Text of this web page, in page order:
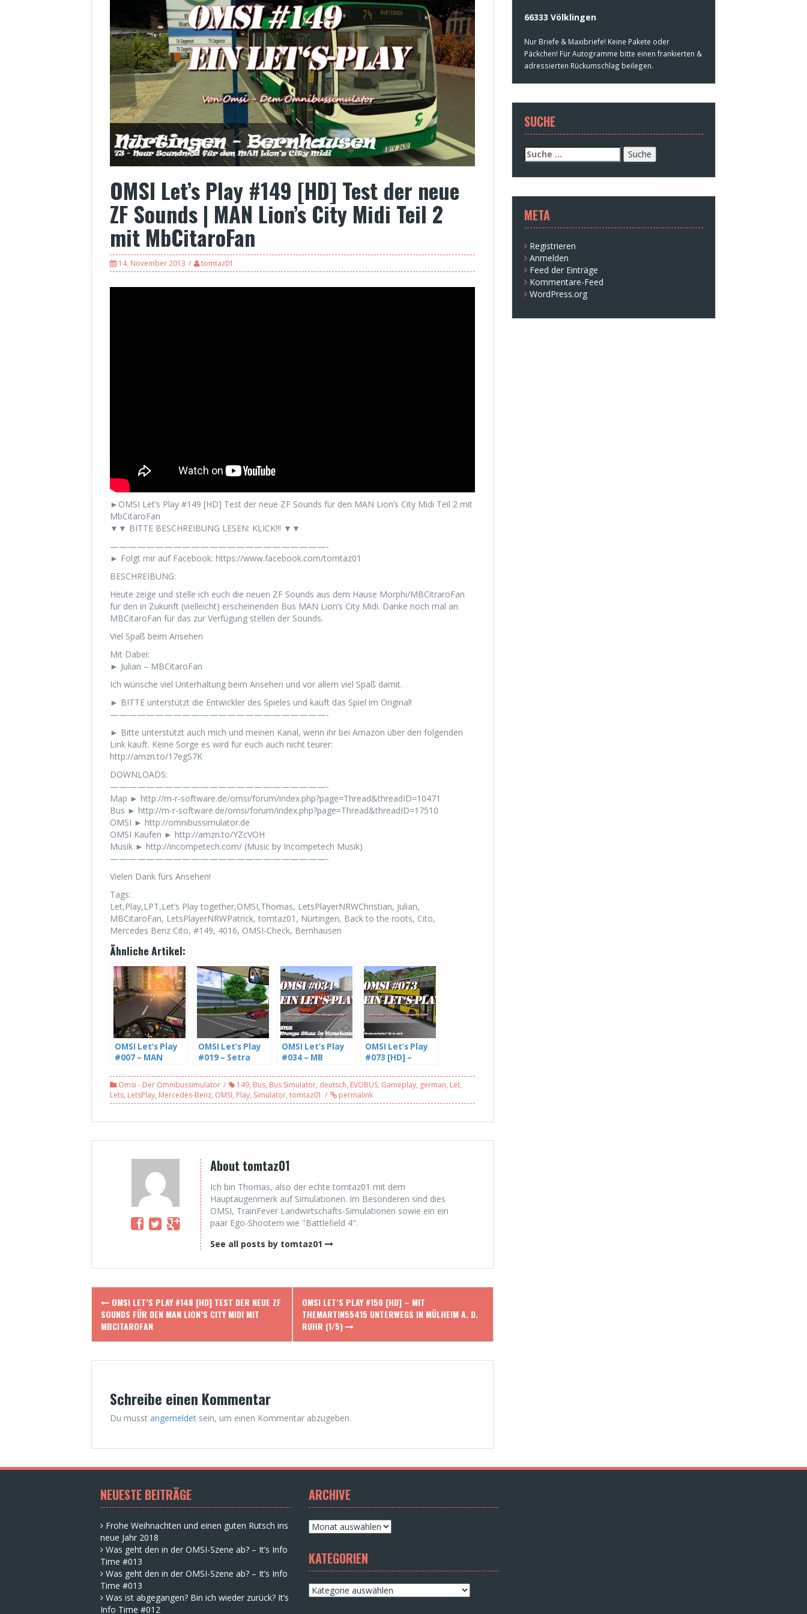
OMSI Let’s Play #149 [HD] Test der neue
ZF Sounds | MAN Lion’s City Midi Teil 2
mit MbCitaroFan
14. November 2013 tomtaz01
►OMSI Let’s Play #149 [HD] Test der neue ZF Sounds für den MAN Lion’s City Midi Teil 2 mit
MbCitaroFan
▼▼ BITTE BESCHREIBUNG LESEN: KLICK!!! ▼▼
————————————————————————-
► Folgt mir auf Facebook: https://www.facebook.com/tomtaz01
BESCHREIBUNG:
Heute zeige und stelle ich euch die neuen ZF Sounds aus dem Hause Morphi/MBCitraroFan
für den in Zukunft (vielleicht) erscheinenden Bus MAN Lion’s City Midi. Danke noch mal an
MBCitaroFan für das zur Verfügung stellen der Sounds.
Viel Spaß beim Ansehen
Mit Dabei:
► Julian – MBCitaroFan
Ich wünsche viel Unterhaltung beim Ansehen und vor allem viel Spaß damit.
► BITTE unterstützt die Entwickler des Spieles und kauft das Spiel im Original!
————————————————————————-
► Bitte unterstützt auch mich und meinen Kanal, wenn ihr bei Amazon über den folgenden
Link kauft. Keine Sorge es wird für euch auch nicht teurer:
http://amzn.to/17egS7K
DOWNLOADS:
————————————————————————-
Map ► http://m-r-software.de/omsi/forum/index.php?page=Thread&threadID=10471
Bus ► http://m-r-software.de/omsi/forum/index.php?page=Thread&threadID=17510
OMSI ► http://omnibussimulator.de
OMSI Kaufen ► http://amzn.to/YZcVOH
Musik ► http://incompetech.com/ (Music by Incompetech Musik)
————————————————————————-
Vielen Dank fürs Ansehen!
Tags:
Let,Play,LPT,Let’s Play together,OMSI,Thomas, LetsPlayerNRWChristian, Julian,
MBCitaroFan, LetsPlayerNRWPatrick, tomtaz01, Nürtingen, Back to the roots, Cito,
Mercedes Benz Cito, #149, 4016, OMSI-Check, Bernhausen
Ähnliche Artikel:
OMSI Let’s Play
#007 – MAN
Einsatz auf
Szczecin, Linie 57
[HD]
OMSI Let’s Play
#019 – Setra
auf Konstanz
(WIP), Linie 5
[HD]
OMSI Let’s Play
#034 – MB
Menge Stau in
Konstanz (1/2)
[HD]
OMSI Let’s Play
#073 [HD] –
Kreisverkehr? Nö
is nicht, Teltow
X10 (4/4)
Omsi - Der Omnibussimulator 149, Bus, Bus Simulator, deutsch, EVOBUS, Gameplay, german, Let,
Lets, LetsPlay, Mercedes-Benz, OMSI, Play, Simulator, tomtaz01 permalink
About tomtaz01
Ich bin Thomas, also der echte tomtaz01 mit dem
Hauptaugenmerk auf Simulationen. Im Besonderen sind dies
OMSI, TrainFever Landwirtschafts-Simulationen sowie ein ein
paar Ego-Shootern wie "Battlefield 4".
See all posts by tomtaz01
Post
navigation
OMSI LET’S PLAY #148 [HD] TEST DER NEUE ZF
SOUNDS FÜR DEN MAN LION’S CITY MIDI MIT
MBCITAROFAN
OMSI LET’S PLAY #150 [HD] – MIT
THEMARTIN55415 UNTERWEGS IN MÜLHEIM A. D.
RUHR (1/5)
Schreibe einen Kommentar
Du musst angemeldet sein, um einen Kommentar abzugeben.
66333 Völklingen
Nur Briefe & Maxibriefe! Keine Pakete oder
Päckchen! Für Autogramme bitte einen frankierten &
adressierten Rückumschlag beilegen.
SUCHE
Suche
nach:
META
Registrieren
Anmelden
Feed der Einträge
Kommentare-Feed
WordPress.org
NEUESTE BEITRÄGE
Frohe Weihnachten und einen guten Rutsch ins
neue Jahr 2018
Was geht den in der OMSI-Szene ab? – It’s Info
Time #013
Was geht den in der OMSI-Szene ab? – It’s Info
Time #013
Was ist abgegangen? Bin ich wieder zurück? It’s
Info Time #012
ARCHIVE
Archive
KATEGORIEN
Kategorien